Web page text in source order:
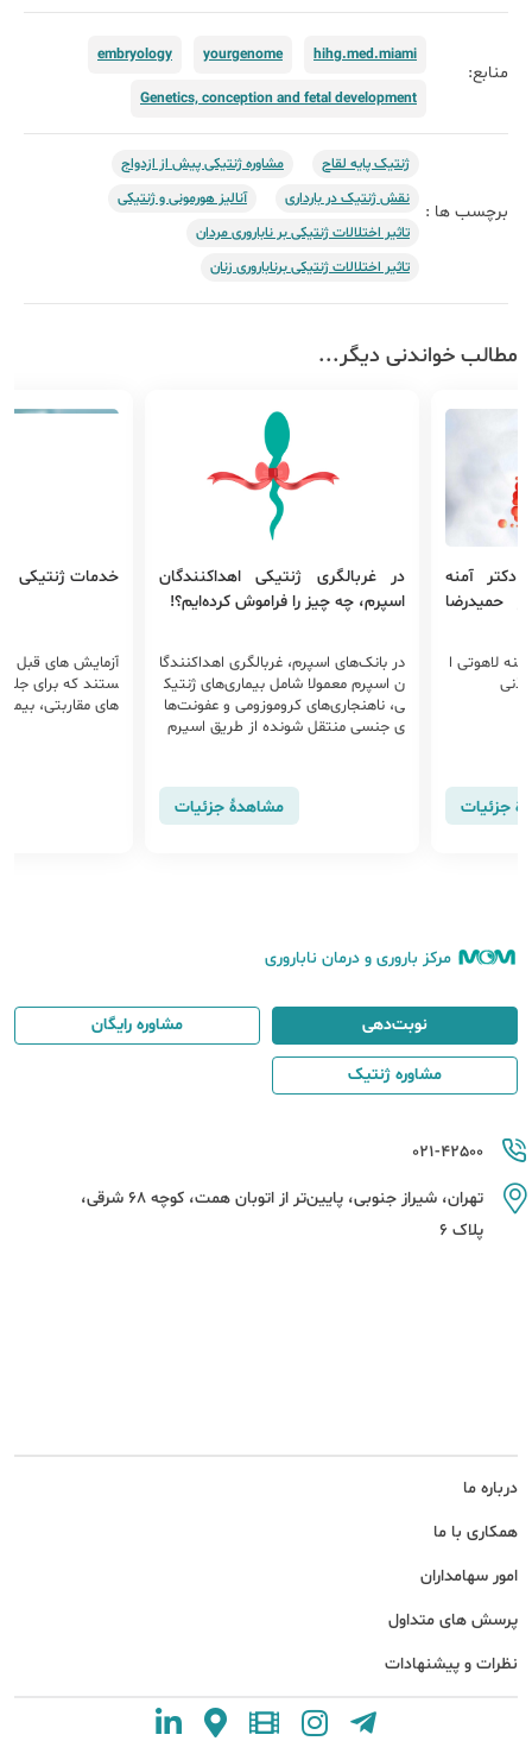
منابع:
hihg.med.miami
yourgenome
embryology
Genetics, conception and fetal development
برچسب ها :
ژنتیک پایه لقاح
مشاوره ژنتیکی پیش از ازدواج
نقش ژنتیک در بارداری
آنالیز هورمونی و ژنتیکی
تاثیر اختلالات ژنتیکی بر ناباروری مردان
تاثیر اختلالات ژنتیکی برناباروری زنان
مطالب خواندنی دیگر...
دکتر آمنه
حمیدرضا
لاهوتی ا
جزئیات
در غربالگری ژنتیکی اهداکنندگان
اسپرم، چه چیز را فراموش کرده‌ایم؟!
در بانک‌های اسپرم، غربالگری اهداکنندگا
ن اسپرم معمولا شامل بیماری‌های ژنتیک
ی، ناهنجاری‌های کروموزومی و عفونت‌ها
ی جنسی منتقل شونده از طریق اسپرم
هرگونه بیماری و آلودگی را به نسل بعد
مشاهدهٔ جزئیات
خدمات ژنتیکی
آزمایش های قبل
ستند که برای
های مقاربتی،
مرکز باروری و درمان ناباروری
درباره ما
همکاری با ما
امور سهامداران
پرسش های متداول
نظرات و پیشنهادات
021-42500
تهران، شیراز جنوبی، پایین‌تر از اتوبان همت، کوچه 68 شرقی،
پلاک 6
نوبت‌دهی مشاوره رایگان
مشاوره ژنتیک